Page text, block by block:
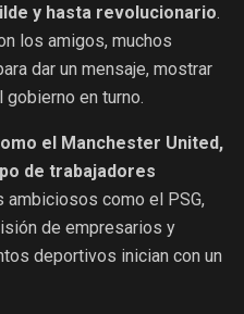
y hasta revolucionario.
los amigos, muchos
dar un mensaje, mostrar
en turno.
el Manchester United,
de trabajadores
ambiciosos como el PSG,
de empresarios y
deportivos inician con un